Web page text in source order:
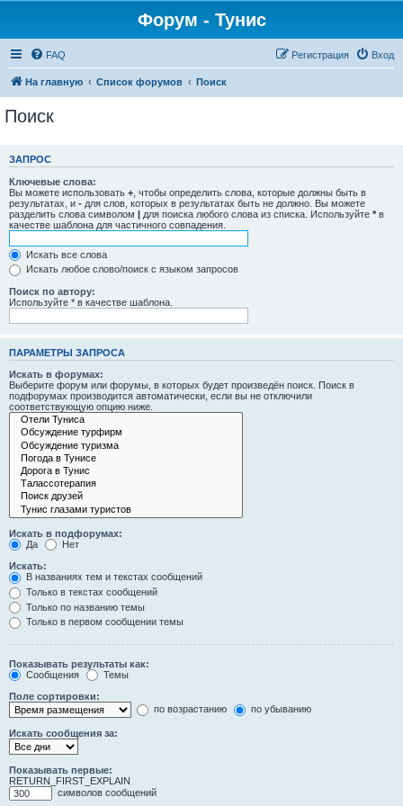
Форум - Тунис
FAQ Вход
Регистрация
На главную Список форумов Поиск
Поиск
ЗАПРОС
Ключевые слова:
Вы можете использовать + , чтобы определить слова, которые должны быть в
результатах, и - для слов, которых в результатах быть не должно. Вы можете
разделить слова символом | для поиска любого слова из списка. Используйте * в
качестве шаблона для частичного совпадения.
Искать все слова
Искать любое слово/поиск с языком запросов
Поиск по автору:
Используйте * в качестве шаблона.
ПАРАМЕТРЫ ЗАПРОСА
Искать в форумах:
Выберите форум или форумы, в которых будет произведён поиск. Поиск в
подфорумах производится автоматически, если вы не отключили
соответствующую опцию ниже.
Искать в подфорумах:
Да
Нет
Искать:
В названиях тем и текстах сообщений
Только в текстах сообщений
Только по названию темы
Только в первом сообщении темы
Показывать результаты как:
Сообщения
Темы
Поле сортировки:
по возрастанию
по убыванию
Искать сообщения за:
Показывать первые:
RETURN_FIRST_EXPLAIN
символов сообщений